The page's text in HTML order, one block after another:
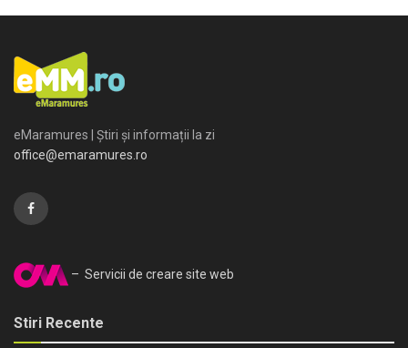
eMaramures | Știri și informații la zi
office@emaramures.ro
– Servicii de creare site web
Stiri Recente